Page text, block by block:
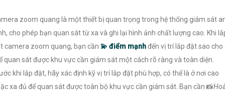
zoom quang là một thiết bị quan trọng trong hệ thống giám sát
cho phép bạn quan sát từ xa và ghi lại hình ảnh chất lượng cao. Khi
camera zoom quang, bạn cần 💫 điểm mạnhđến vị trí lắp đặt sao cho
quan sát được khu vực cần giám sát một cách rõ ràng và toàn diện.
khi lắp đặt, hãy xác định kỹ vị trí lắp đặt phù hợp, có thể là ở nơi cao
xa đủ để quan sát được toàn bộ khu vực cần giám sát. Bạn cần 📸